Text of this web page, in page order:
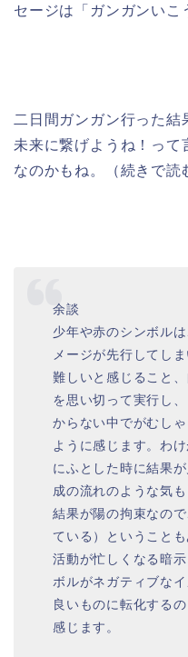
セージは「ガンガンいこ
二日間ガンガン行った結
未来に繋げようね！って
なのかもね。（続きで読
余談
少年や赤のシンボル
メージが先行してしま
難しいと感じること
を思い切って実行し
からない中でがむし
ように感じます。わ
にふとした時に結果
成の流れのような気も
結果が陽の拘束なの
ている）ということ
活動が忙しくなる暗
ボルがネガティブな
良いものに転化する
感じます。